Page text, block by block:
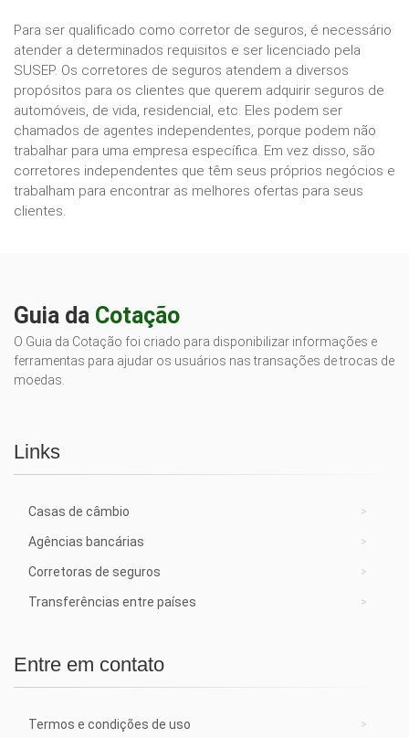
Para ser qualificado como corretor de seguros, é necessário
atender a determinados requisitos e ser licenciado pela
SUSEP. Os corretores de seguros atendem a diversos
propósitos para os clientes que querem adquirir seguros de
automóveis, de vida, residencial, etc. Eles podem ser
chamados de agentes independentes, porque podem não
trabalhar para uma empresa específica. Em vez disso, são
corretores independentes que têm seus próprios negócios e
trabalham para encontrar as melhores ofertas para seus
clientes.
Guia da Cotação
O Guia da Cotação foi criado para disponibilizar informações e
ferramentas para ajudar os usuários nas transações de trocas de
moedas.
Links
Casas de câmbio
Agências bancárias
Corretoras de seguros
Transferências entre países
Entre em contato
Termos e condições de uso